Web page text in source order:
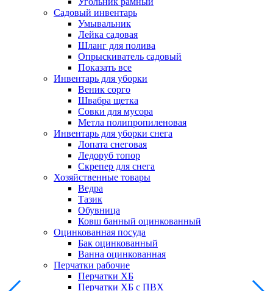
Садовый инвентарь
Умывальник
Лейка садовая
Шланг для полива
Опрыскиватель садовый
Показать все
Инвентарь для уборки
Веник сорго
Швабра щетка
Совки для мусора
Метла полипропиленовая
Инвентарь для уборки снега
Лопата снеговая
Ледоруб топор
Скрепер для снега
Хозяйственные товары
Ведра
Тазик
Обувница
Ковш банный оцинкованный
Оцинкованная посуда
Бак оцинкованный
Ванна оцинкованная
Перчатки рабочие
Перчатки ХБ
Перчатки ХБ с ПВХ